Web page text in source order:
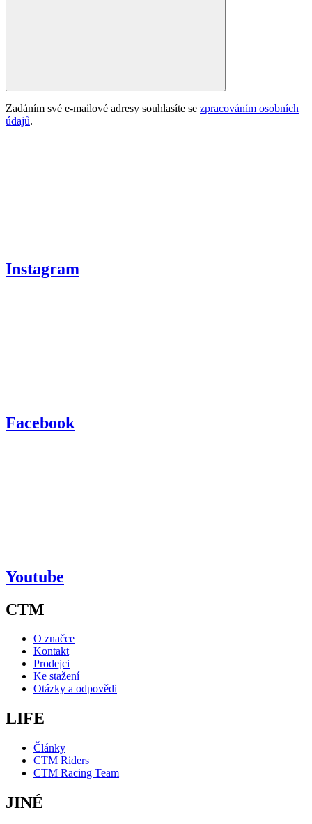
Zadáním své e-mailové adresy souhlasíte se zpracováním osobních
údajů.
Instagram
Facebook
Youtube
CTM
O značce
Kontakt
Prodejci
Ke stažení
Otázky a odpovědi
LIFE
Články
CTM Riders
CTM Racing Team
JINÉ